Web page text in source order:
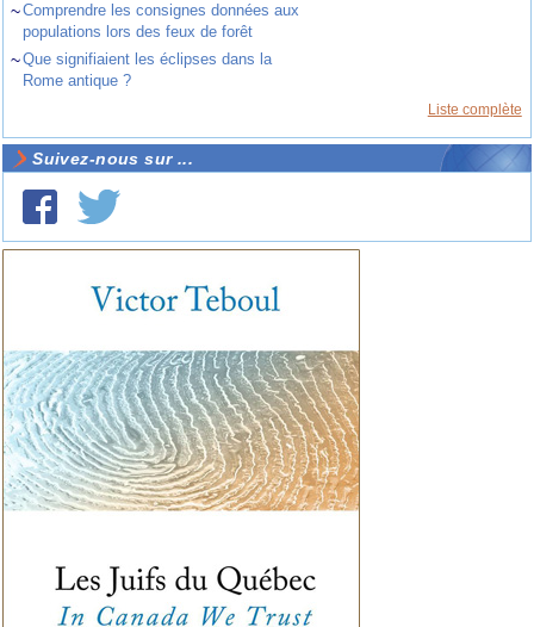
~Comprendre les consignes données aux
populations lors des feux de forêt
~Que signifiaient les éclipses dans la
Rome antique ?
Liste complète
Suivez-nous sur ...